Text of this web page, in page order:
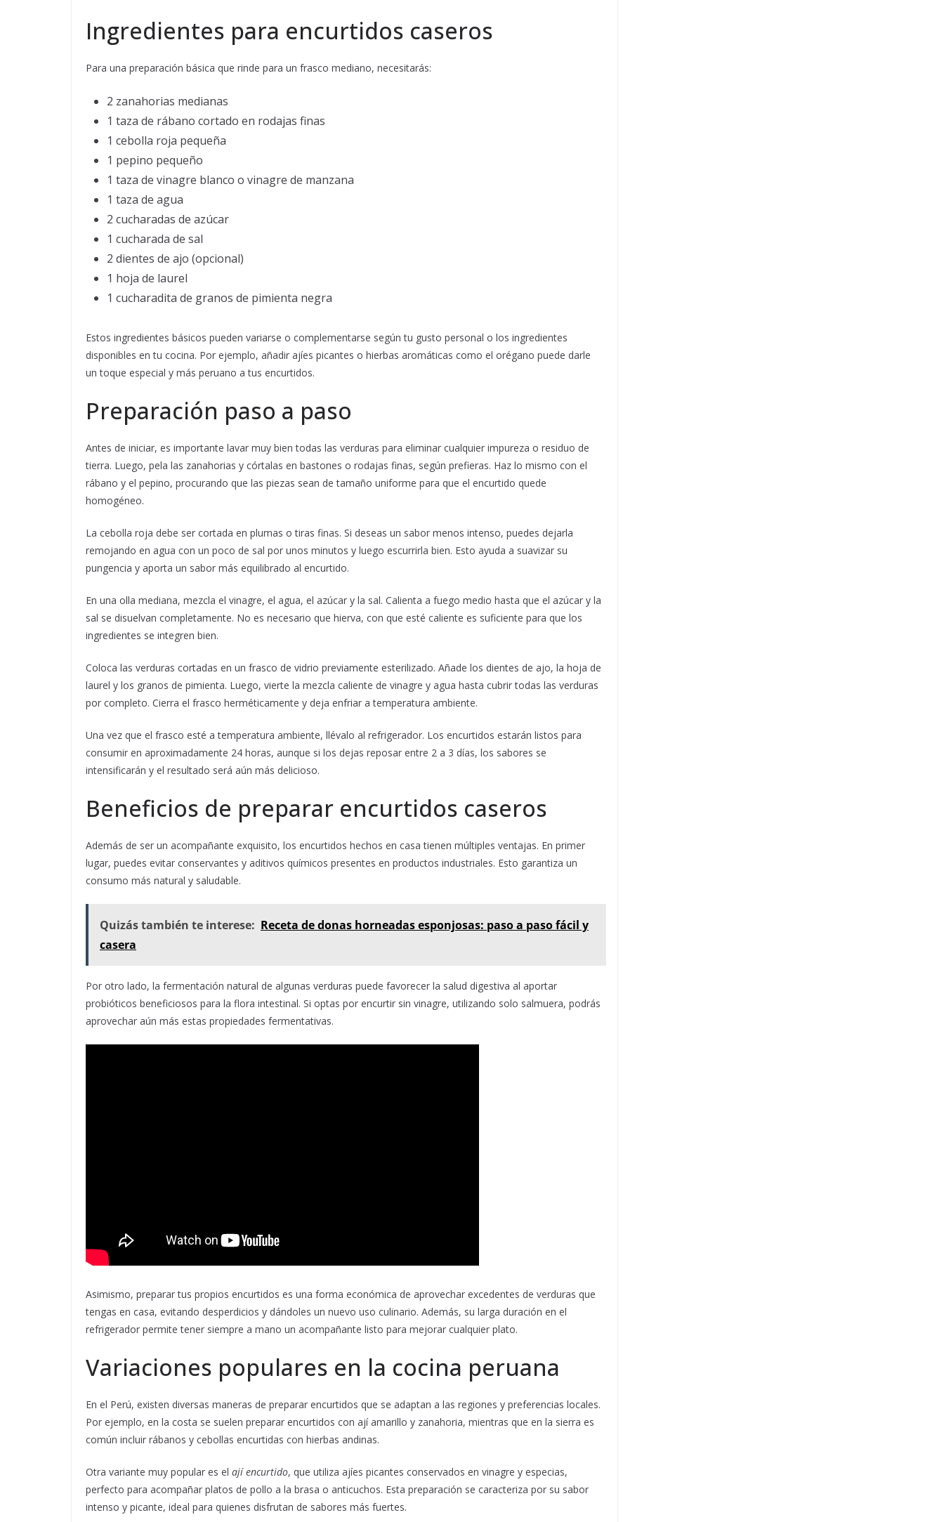
Ingredientes para encurtidos caseros
Para una preparación básica que rinde para un frasco mediano, necesitarás:
2 zanahorias medianas
1 taza de rábano cortado en rodajas finas
1 cebolla roja pequeña
1 pepino pequeño
1 taza de vinagre blanco o vinagre de manzana
1 taza de agua
2 cucharadas de azúcar
1 cucharada de sal
2 dientes de ajo (opcional)
1 hoja de laurel
1 cucharadita de granos de pimienta negra
Estos ingredientes básicos pueden variarse o complementarse según tu gusto personal o los ingredientes
disponibles en tu cocina. Por ejemplo, añadir ajíes picantes o hierbas aromáticas como el orégano puede darle
un toque especial y más peruano a tus encurtidos.
Preparación paso a paso
Antes de iniciar, es importante lavar muy bien todas las verduras para eliminar cualquier impureza o residuo de
tierra. Luego, pela las zanahorias y córtalas en bastones o rodajas finas, según prefieras. Haz lo mismo con el
rábano y el pepino, procurando que las piezas sean de tamaño uniforme para que el encurtido quede
homogéneo.
La cebolla roja debe ser cortada en plumas o tiras finas. Si deseas un sabor menos intenso, puedes dejarla
remojando en agua con un poco de sal por unos minutos y luego escurrirla bien. Esto ayuda a suavizar su
pungencia y aporta un sabor más equilibrado al encurtido.
En una olla mediana, mezcla el vinagre, el agua, el azúcar y la sal. Calienta a fuego medio hasta que el azúcar y la
sal se disuelvan completamente. No es necesario que hierva, con que esté caliente es suficiente para que los
ingredientes se integren bien.
Coloca las verduras cortadas en un frasco de vidrio previamente esterilizado. Añade los dientes de ajo, la hoja de
laurel y los granos de pimienta. Luego, vierte la mezcla caliente de vinagre y agua hasta cubrir todas las verduras
por completo. Cierra el frasco herméticamente y deja enfriar a temperatura ambiente.
Una vez que el frasco esté a temperatura ambiente, llévalo al refrigerador. Los encurtidos estarán listos para
consumir en aproximadamente 24 horas, aunque si los dejas reposar entre 2 a 3 días, los sabores se
intensificarán y el resultado será aún más delicioso.
Beneficios de preparar encurtidos caseros
Además de ser un acompañante exquisito, los encurtidos hechos en casa tienen múltiples ventajas. En primer
lugar, puedes evitar conservantes y aditivos químicos presentes en productos industriales. Esto garantiza un
consumo más natural y saludable.
Quizás también te interese: Receta de donas horneadas esponjosas: paso a paso fácil y
casera
Por otro lado, la fermentación natural de algunas verduras puede favorecer la salud digestiva al aportar
probióticos beneficiosos para la flora intestinal. Si optas por encurtir sin vinagre, utilizando solo salmuera, podrás
aprovechar aún más estas propiedades fermentativas.
Asimismo, preparar tus propios encurtidos es una forma económica de aprovechar excedentes de verduras que
tengas en casa, evitando desperdicios y dándoles un nuevo uso culinario. Además, su larga duración en el
refrigerador permite tener siempre a mano un acompañante listo para mejorar cualquier plato.
Variaciones populares en la cocina peruana
En el Perú, existen diversas maneras de preparar encurtidos que se adaptan a las regiones y preferencias locales.
Por ejemplo, en la costa se suelen preparar encurtidos con ají amarillo y zanahoria, mientras que en la sierra es
común incluir rábanos y cebollas encurtidas con hierbas andinas.
Otra variante muy popular es el ají encurtido, que utiliza ajíes picantes conservados en vinagre y especias,
perfecto para acompañar platos de pollo a la brasa o anticuchos. Esta preparación se caracteriza por su sabor
intenso y picante, ideal para quienes disfrutan de sabores más fuertes.